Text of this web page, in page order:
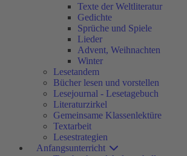
Texte der Weltliteratur
Gedichte
Sprüche und Spiele
Lieder
Advent, Weihnachten
Winter
Lesetandem
Bücher lesen und vorstellen
Lesejournal - Lesetagebuch
Literaturzirkel
Gemeinsame Klassenlektüre
Textarbeit
Lesestrategien
Anfangsunterricht